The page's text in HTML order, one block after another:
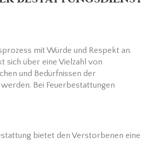
mit Würde und Respekt an.
sich über eine Vielzahl von
und Bedürfnissen der
Bei Feuerbestattungen
bietet den Verstorbenen eine